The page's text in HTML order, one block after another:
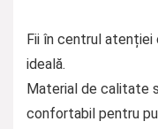
Fii în centrul atenției
ideală.
Material de calitate
confortabil pentru